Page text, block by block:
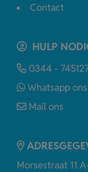
Contact
HULP
0344 -
Whatsapp
Mail ons
Morsestraat 11